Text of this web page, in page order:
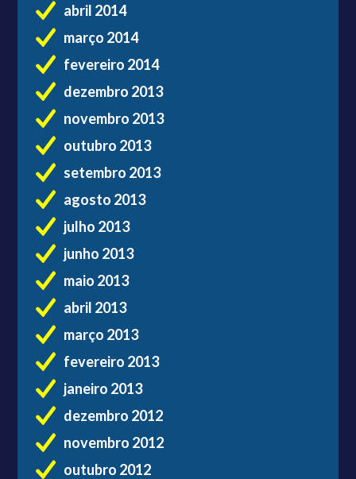
abril 2014
março 2014
fevereiro 2014
dezembro 2013
novembro 2013
outubro 2013
setembro 2013
agosto 2013
julho 2013
junho 2013
maio 2013
abril 2013
março 2013
fevereiro 2013
janeiro 2013
dezembro 2012
novembro 2012
outubro 2012